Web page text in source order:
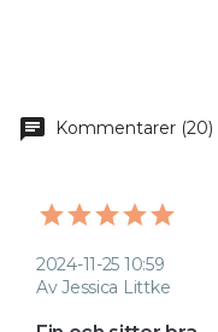
chat Kommentarer (20)
2024-11-25 10:59
Av Jessica Littke